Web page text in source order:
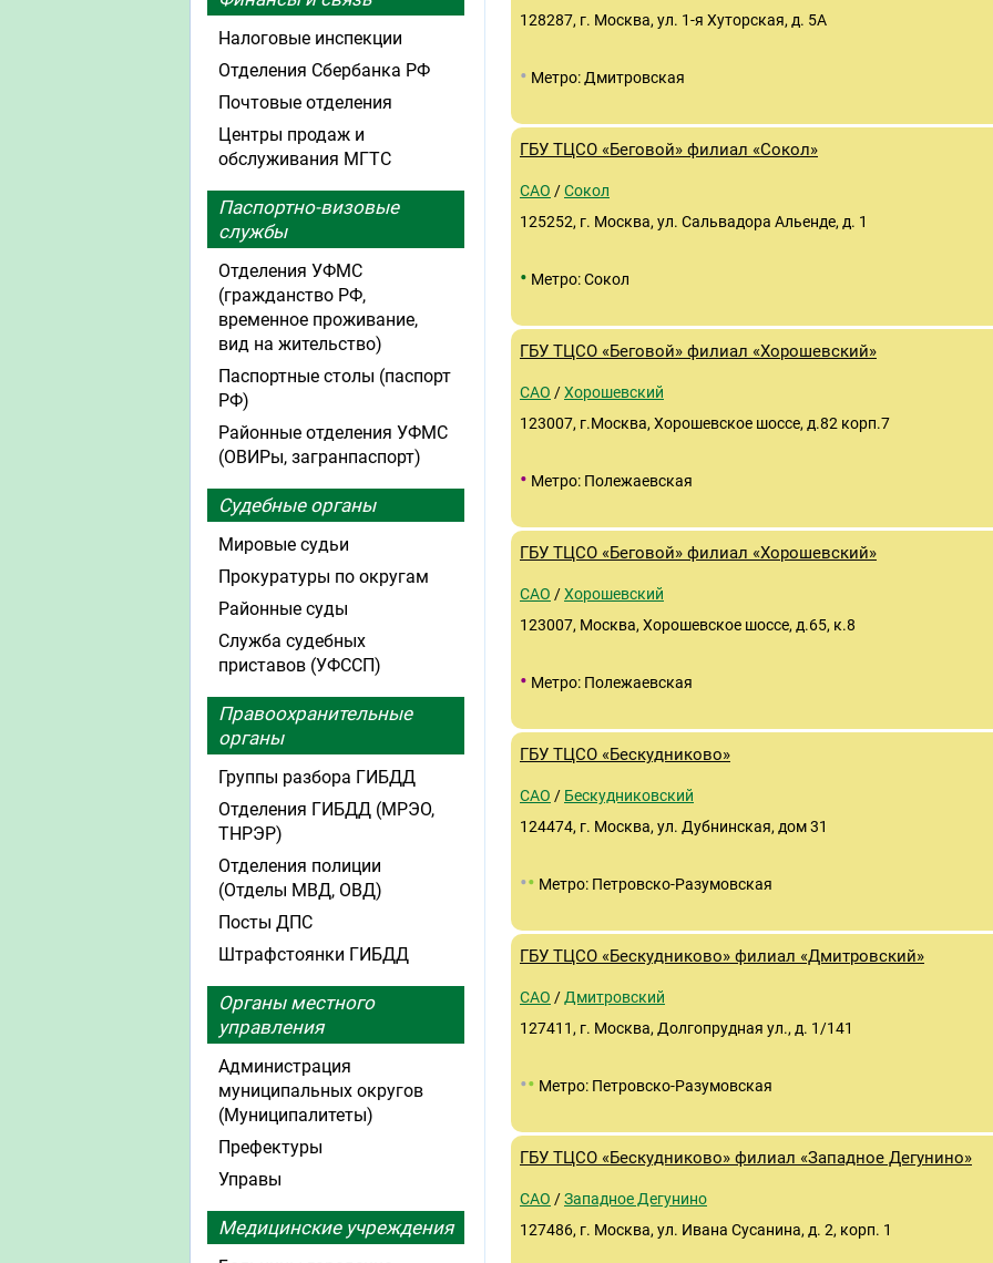
128287, г. Москва, ул. 1-я Хуторская, д. 5А
• Метро: Дмитровская
ГБУ ТЦСО «Беговой» филиал «Сокол»
САО /Сокол
125252, г. Москва, ул. Сальвадора Альенде, д. 1
• Метро: Сокол
ГБУ ТЦСО «Беговой» филиал «Хорошевский»
САО /Хорошевский
123007, г.Москва, Хорошевское шоссе, д.82 корп.7
• Метро: Полежаевская
ГБУ ТЦСО «Беговой» филиал «Хорошевский»
САО /Хорошевский
123007, Москва, Хорошевское шоссе, д.65, к.8
• Метро: Полежаевская
ГБУ ТЦСО «Бескудниково»
САО / Бескудниковский
124474, г. Москва, ул. Дубнинская, дом 31
•• Метро: Петровско-Разумовская
ГБУ ТЦСО «Бескудниково» филиал «Дмитровский»
САО / Дмитровский
127411, г. Москва, Долгопрудная ул., д. 1/141
•• Метро: Петровско-Разумовская
ГБУ ТЦСО «Бескудниково» филиал «Западное Дегунино»
САО /Западное Дегунино
127486, г. Москва, ул. Ивана Сусанина, д. 2, корп. 1
Налоговые инспекции
Отделения Сбербанка РФ
Почтовые отделения
Центры продаж и
обслуживания МГТС
Паспортно-визовые
службы
Отделения УФМС
(гражданство РФ,
временное проживание,
вид на жительство)
Паспортные столы (паспорт
РФ)
Районные отделения УФМС
(ОВИРы, загранпаспорт)
Судебные органы
Мировые судьи
Прокуратуры по округам
Районные суды
Служба судебных
приставов (УФССП)
Правоохранительные
органы
Группы разбора ГИБДД
Отделения ГИБДД (МРЭО,
ТНРЭР)
Отделения полиции
(Отделы МВД, ОВД)
Посты ДПС
Штрафстоянки ГИБДД
Органы местного
управления
Администрация
муниципальных округов
(Муниципалитеты)
Префектуры
Управы
Медицинские учреждения